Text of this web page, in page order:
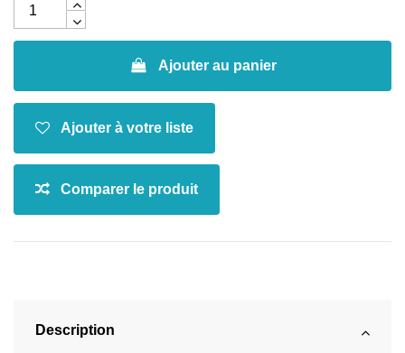
Ajouter au panier
Description